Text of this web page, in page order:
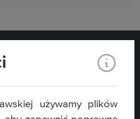
używamy plików